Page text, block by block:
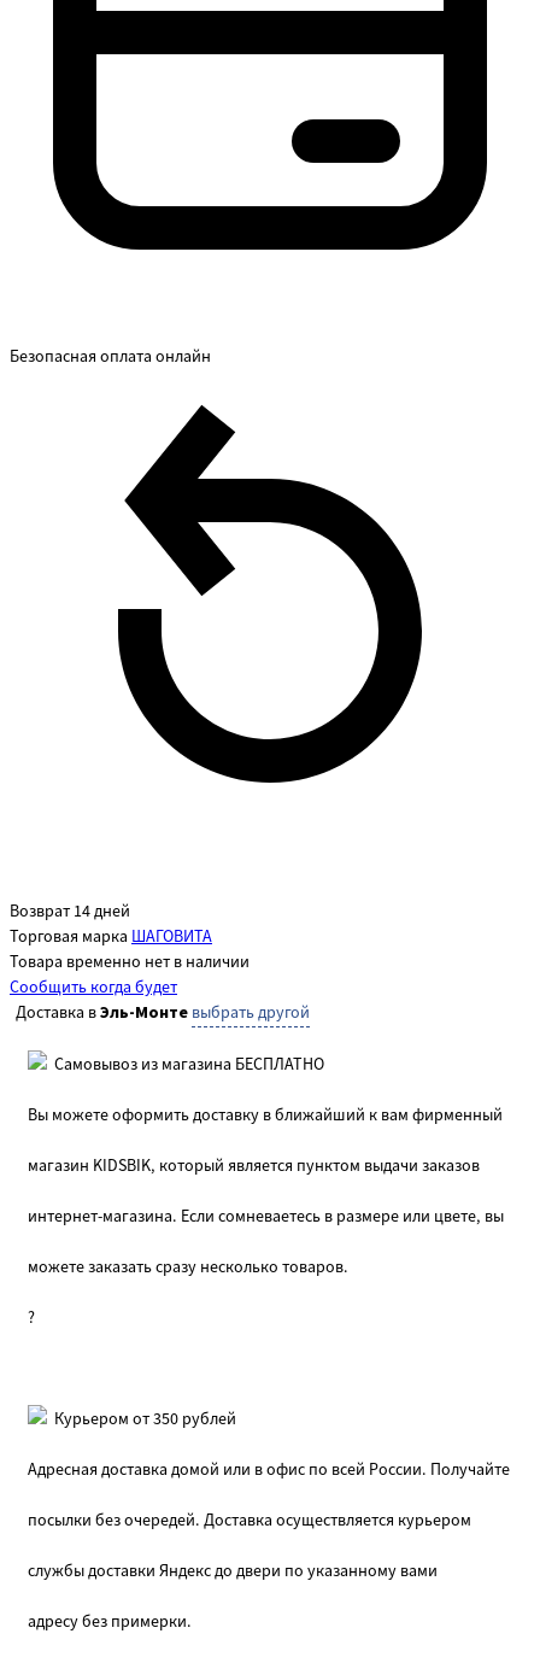
Безопасная оплата онлайн
Возврат 14 дней
Торговая марка ШАГОВИТА
Товара временно нет в наличии
Сообщить когда будет
Доставка вЭль-Монте выбрать другой
Самовывоз из магазина БЕСПЛАТНО
Вы можете оформить доставку в ближайший к вам фирменный
магазин KIDSBIK, который является пунктом выдачи заказов
интернет-магазина. Если сомневаетесь в размере или цвете, вы
можете заказать сразу несколько товаров.
?
Курьером от 350 рублей
Адресная доставка домой или в офис по всей России. Получайте
посылки без очередей. Доставка осуществляется курьером
службы доставки Яндекс до двери по указанному вами
адресу без примерки.